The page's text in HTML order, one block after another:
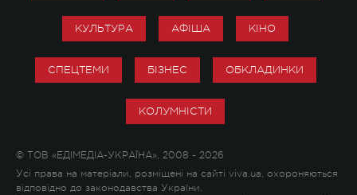
КУЛЬТУРА АФІША КІНО
СПЕЦТЕМИ БІЗНЕС ОБКЛАДИНКИ
КОЛУМНІСТИ
© ТОВ «ЕДІМЕДІА-УКРАЇНА», 2008 - 2026
Усі права на матеріали, розміщені на сайті viva.ua, охороняються
відповідно до законодавства України.